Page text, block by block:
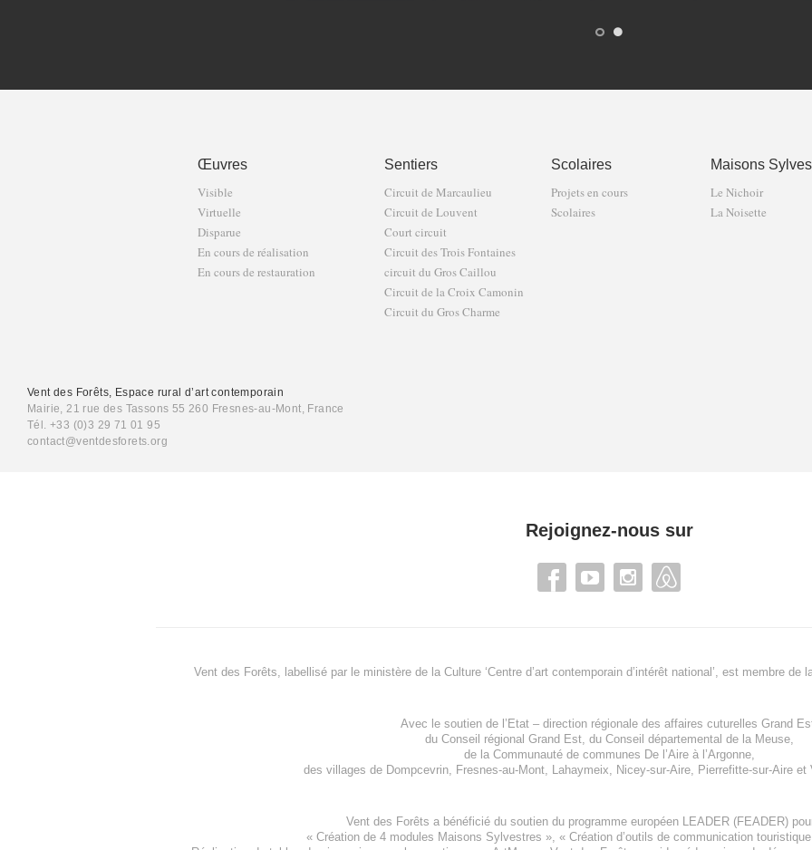
Œuvres
Visible
Virtuelle
Disparue
En cours de réalisation
En cours de restauration
Sentiers
Circuit de Marcaulieu
Circuit de Louvent
Court circuit
Circuit des Trois Fontaines
circuit du Gros Caillou
Circuit de la Croix Camonin
Circuit du Gros Charme
Scolaires
Projets en cours
Scolaires
Maisons
Le Nichoir
La Noisette
Vent des Forêts, Espace rural d’art contemporain
Mairie, 21 rue des Tassons 55 260 Fresnes-au-Mont, France
Tél. +33 (0)3 29 71 01 95
contact@ventdesforets.org
Rejoignez-nous sur
Vent des Forêts, labellisé par le ministère de la Culture ‘Centre d’art contemporain d’intérêt national’, est membre de
Avec le soutien de l’ Etat – direction régionale des affaires cuturelles Grand
du Conseil régional Grand Est, du Conseil départemental de la Meuse,
de la Communauté de communes De l’Aire à l’Argonne,
des villages de Dompcevrin, Fresnes-au-Mont, Lahaymeix, Nicey-sur-Aire, Pierrefitte-sur-Aireet
Vent des Forêts a bénéficié du soutien du programme européen LEADER (FEADER)
« Création de 4 modules Maisons Sylvestres », « Création d’outils de communication